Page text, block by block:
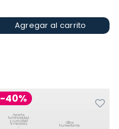
Agregar al carrito
-40%